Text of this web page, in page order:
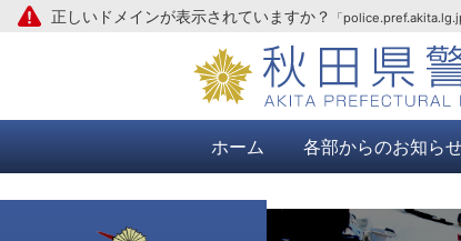
本文へ正しいドメインが表示されていますか？ 「
ホーム 各部からのお知ら